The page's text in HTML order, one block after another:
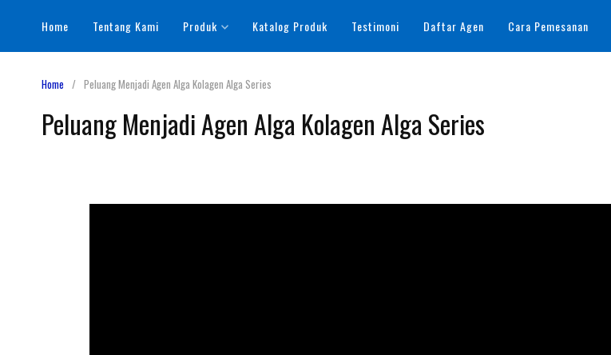
Home Tentang Kami Produk Katalog Produk Testimoni Daftar Agen Cara Pemesanan
Home Peluang Menjadi Agen Alga Kolagen Alga Series
Peluang Menjadi Agen Alga Kolagen Alga Series